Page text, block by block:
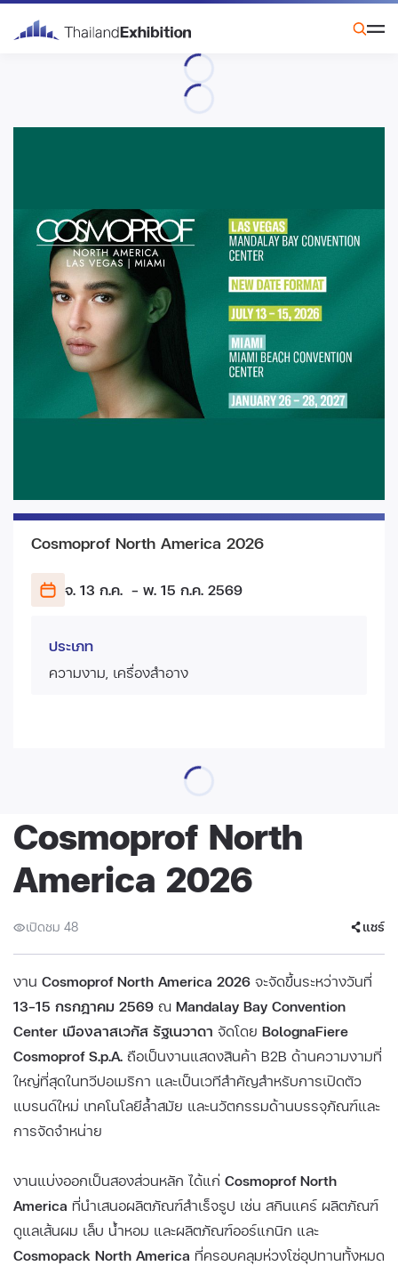
Cosmoprof North America 2026
จ. 13 ก.ค. - พ. 15 ก.ค. 2569
ประเภท
ความงาม, เครื่องสำอาง
Cosmoprof North
America 2026
เปิดชม 48 แชร์
งาน Cosmoprof North America 2026 จะจัดขึ้นระหว่างวันที่
13–15 กรกฎาคม 2569 ณ Mandalay Bay Convention
Center เมืองลาสเวกัส รัฐเนวาดา จัดโดย BolognaFiere
Cosmoprof S.p.A. ถือเป็นงานแสดงสินค้า B2B ด้านความงามที่
ใหญ่ที่สุดในทวีปอเมริกา และเป็นเวทีสำคัญสำหรับการเปิดตัว
แบรนด์ใหม่ เทคโนโลยีล้ำสมัย และนวัตกรรมด้านบรรจุภัณฑ์และ
การจัดจำหน่าย
งานแบ่งออกเป็นสองส่วนหลัก ได้แก่ Cosmoprof North
America ที่นำเสนอผลิตภัณฑ์สำเร็จรูป เช่น สกินแคร์ ผลิตภัณฑ์
ดูแลเส้นผม เล็บ น้ำหอม และผลิตภัณฑ์ออร์แกนิก และ
Cosmopack North America ที่ครอบคลุมห่วงโซ่อุปทานทั้งหมด